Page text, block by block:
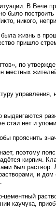
В Вече
никого,
жизнь в
пришло
по
стаи нет и
прояснить
поэтому
кирпич.
был
и
каучука,